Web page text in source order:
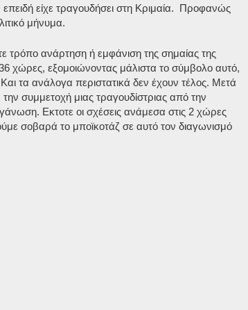
είχε τραγουδήσει στη Κριμαία. Προφανώς
μήνυμα.
τρόπο ανάρτηση ή εμφάνιση της σημαίας της
χώρες, εξομοιώνοντας μάλιστα το σύμβολο αυτό,
τα ανάλογα περιστατικά δεν έχουν τέλος. Μετά
συμμετοχή μιας τραγουδίστριας από την
Εκτοτε οι σχέσεις ανάμεσα στις 2 χώρες
σοβαρά το μποϊκοτάζ σε αυτό τον διαγωνισμό